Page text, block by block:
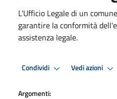
L'Ufficio Legale di un
garantire la conformità
assistenza legale.
Condividi Vedi azioni
Argomenti: